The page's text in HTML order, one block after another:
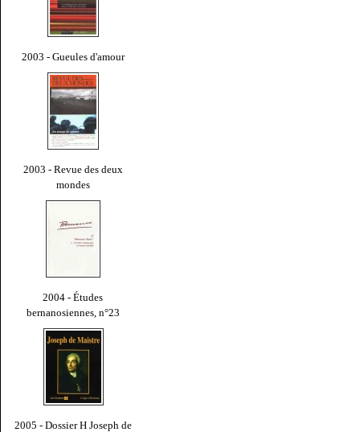
2003 - Gueules d'amour
2003 - Revue des deux
mondes
2004 - Études
bernanosiennes, n°23
2005 - Dossier H Joseph de